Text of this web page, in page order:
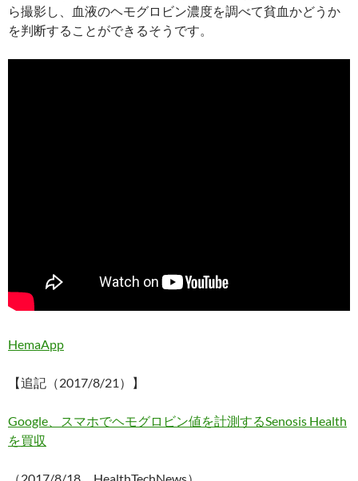
ら撮影し、血液のヘモグロビン濃度を調べて貧血かどうか
を判断することができるそうです。
HemaApp
【追記（2017/8/21）】
Google、スマホでヘモグロビン値を計測するSenosis Health
を買収